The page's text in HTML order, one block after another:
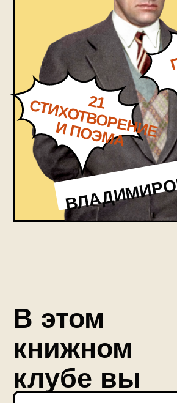
Увидите, какие дерзкие эксперименты
поэта с рифмой и ритмом смущали
обывателей
узнаете о поэте-многостаночнике:
Маяковский писал стихи и по зову души,
и по госзаказу
Познакомитесь с Маяковским-
модником, Маяковским-обличителем
мещан и Маяковским-нежным
влюбленным